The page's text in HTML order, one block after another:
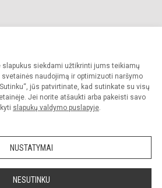
siekdami užtikrinti jums teikiamų
svetainės naudojimą ir optimizuoti naršymo
jūs patvirtinate, kad sutinkate su visų
Jei norite atšaukti arba pakeisti savo
slapukų valdymo puslapyje.
NUSTATYMAI
NESUTINKU
saugomos.
gimnazijos sutikimo griežtai draudžiama.
paraiška Slapukų politika